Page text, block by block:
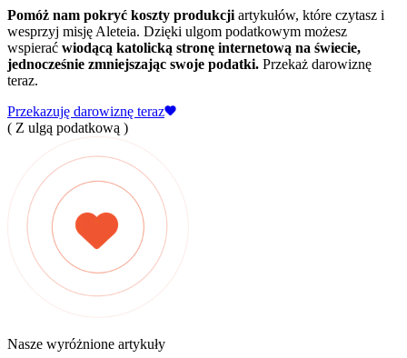
Pomóż nam pokryć koszty produkcji artykułów, które czytasz i
wesprzyj misję Aleteia. Dzięki ulgom podatkowym możesz
wspierać wiodącą katolicką stronę internetową na świecie,
jednocześnie zmniejszając swoje podatki. Przekaż darowiznę
teraz.
Przekazuję darowiznę teraz
( Z ulgą podatkową )
Nasze wyróżnione artykuły